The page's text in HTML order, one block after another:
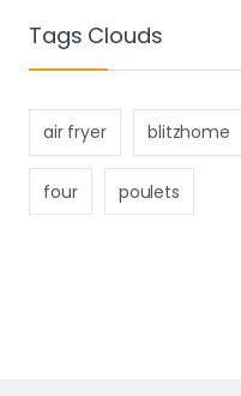
Tags Clouds
air fryer blitzhome
four poulets